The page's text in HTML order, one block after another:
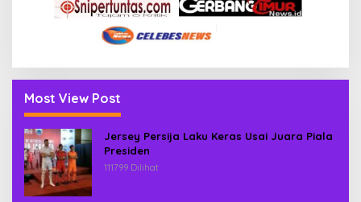
Most View Post
Jersey Persija Laku Keras Usai Juara Piala
Presiden
111799 Dilihat